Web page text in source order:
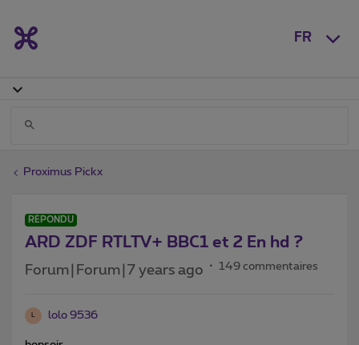
FR
Proximus Pickx
RÉPONDU
ARD ZDF RTLTV+ BBC1 et 2 En hd ?
Forum|Forum|7 years ago 149 commentaires
L lolo 9536